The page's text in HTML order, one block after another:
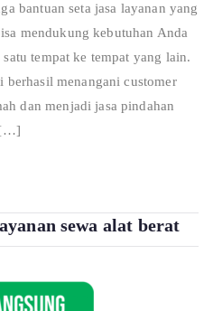
bantuan seta jasa layanan yang
mendukung kebutuhan Anda
tempat ke tempat yang lain.
menangani customer
dan menjadi jasa pindahan
[…]
sewa alat berat